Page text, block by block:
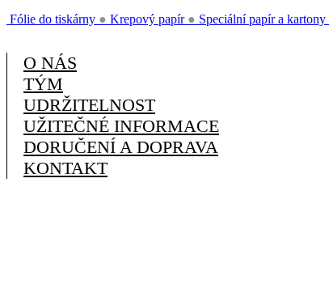
Fólie do tiskárny ● Krepový papír ● Speciální papír a kartony
O NÁS
TÝM
UDRŽITELNOST
UŽITEČNÉ INFORMACE
DORUČENÍ A DOPRAVA
KONTAKT